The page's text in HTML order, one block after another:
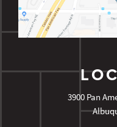
3900 Pan